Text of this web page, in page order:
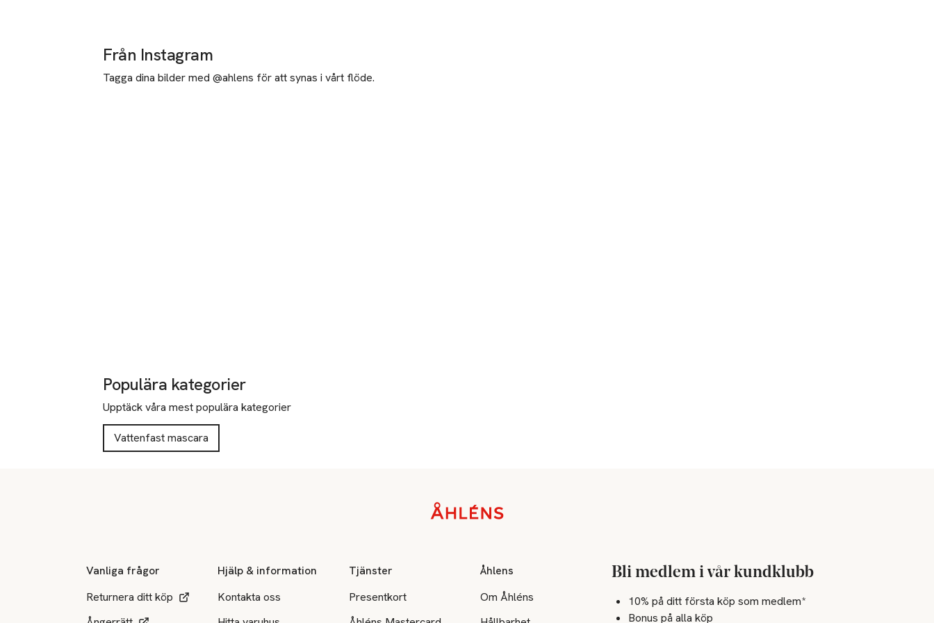
Från Instagram
Tagga dina bilder med @ahlens för att synas i vårt flöde.
Populära kategorier
Upptäck våra mest populära kategorier
Vattenfast mascara
Vanliga frågor
Returnera ditt köp
Hjälp & information
Kontakta oss
Tjänster
Presentkort
Åhlens
Om Åhléns
Bli medlem i vår kundklubb
10% på ditt första köp som medlem*
Bonus på alla köp